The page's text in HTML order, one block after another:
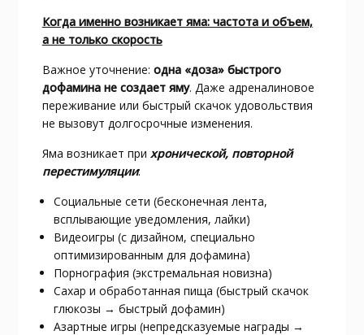
Когда именно возникает яма: частота и объем,
а не только скорость
Важное уточнение: одна «доза» быстрого
дофамина не создает яму. Даже адреналиновое
переживание или быстрый скачок удовольствия
не вызовут долгосрочные изменения.​
Яма возникает при хронической, повторной
перестимуляции:​
Социальные сети (бесконечная лента,
всплывающие уведомления, лайки)
Видеоигры (с дизайном, специально
оптимизированным для дофамина)
Порнография (экстремальная новизна)
Сахар и обработанная пища (быстрый скачок
глюкозы → быстрый дофамин)
Азартные игры (непредсказуемые награды →